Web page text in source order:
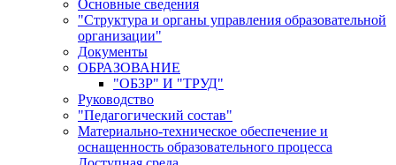
Основные сведения
"Структура и органы управления образовательной
организации"
Документы
ОБРАЗОВАНИЕ
"ОБ3Р" И "ТРУД"
Руководство
"Педагогический состав"
Материально-техническое обеспечение и
оснащенность образовательного процесса